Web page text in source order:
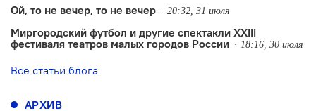
Ой, то не вечер, то не вечер 20:32, 31 июля
Миргородский футбол и другие спектакли XXIII
фестиваля театров малых городов России
18:16, 30 июля
Все статьи блога
АРХИВ